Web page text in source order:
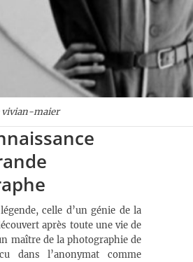
vivian-maier
celle d’un génie de la
après toute une vie de
maître de la photographie de
dans l’anonymat comme